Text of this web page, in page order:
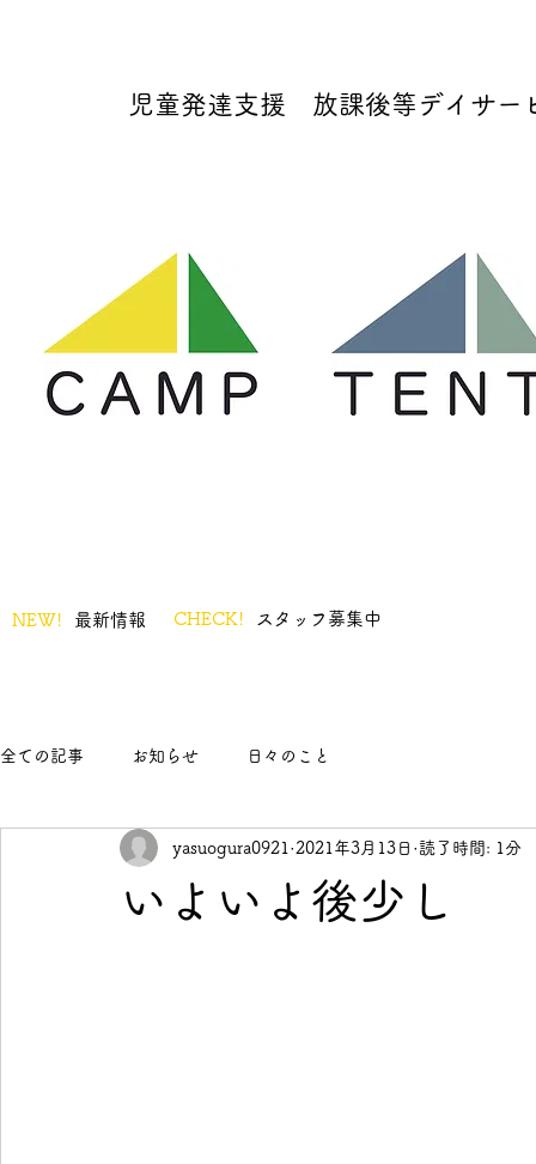
児童発達支援 放課後等デイサ
NEW! 最新情報 CHECK! スタッフ募集中
全ての記事 お知らせ 日々のこと
いよいよ後少し
yasuogura0921 2021年3月13日 読了時間: 1分